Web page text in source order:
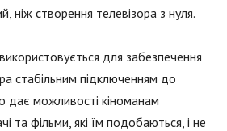
ніж створення телевізора з нуля.
для забезпечення
стабільним підключенням до
дає можливості кіноманам
та фільми, які їм подобаються, і не